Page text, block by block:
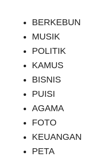
BERKEBUN
MUSIK
POLITIK
KAMUS
BISNIS
PUISI
AGAMA
FOTO
KEUANGAN
PETA